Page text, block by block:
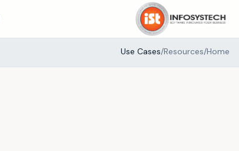
Home
/
Resources
/
Use Cases